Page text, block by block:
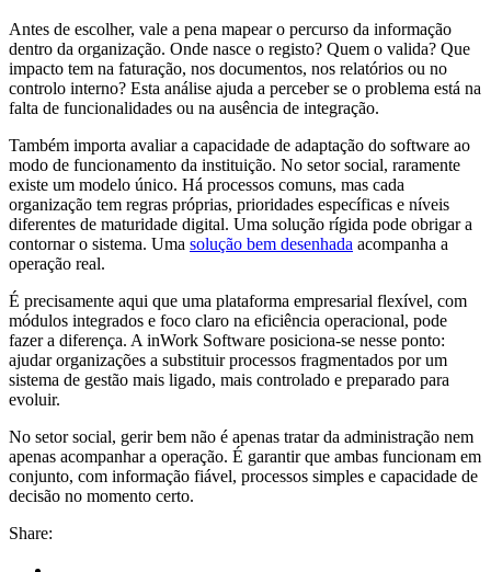
Antes de escolher, vale a pena mapear o percurso da informação
dentro da organização. Onde nasce o registo? Quem o valida? Que
impacto tem na faturação, nos documentos, nos relatórios ou no
controlo interno? Esta análise ajuda a perceber se o problema está na
falta de funcionalidades ou na ausência de integração.
Também importa avaliar a capacidade de adaptação do software ao
modo de funcionamento da instituição. No setor social, raramente
existe um modelo único. Há processos comuns, mas cada
organização tem regras próprias, prioridades específicas e níveis
diferentes de maturidade digital. Uma solução rígida pode obrigar a
contornar o sistema. Uma solução bem desenhada acompanha a
operação real.
É precisamente aqui que uma plataforma empresarial flexível, com
módulos integrados e foco claro na eficiência operacional, pode
fazer a diferença. A inWork Software posiciona-se nesse ponto:
ajudar organizações a substituir processos fragmentados por um
sistema de gestão mais ligado, mais controlado e preparado para
evoluir.
No setor social, gerir bem não é apenas tratar da administração nem
apenas acompanhar a operação. É garantir que ambas funcionam em
conjunto, com informação fiável, processos simples e capacidade de
decisão no momento certo.
Share: